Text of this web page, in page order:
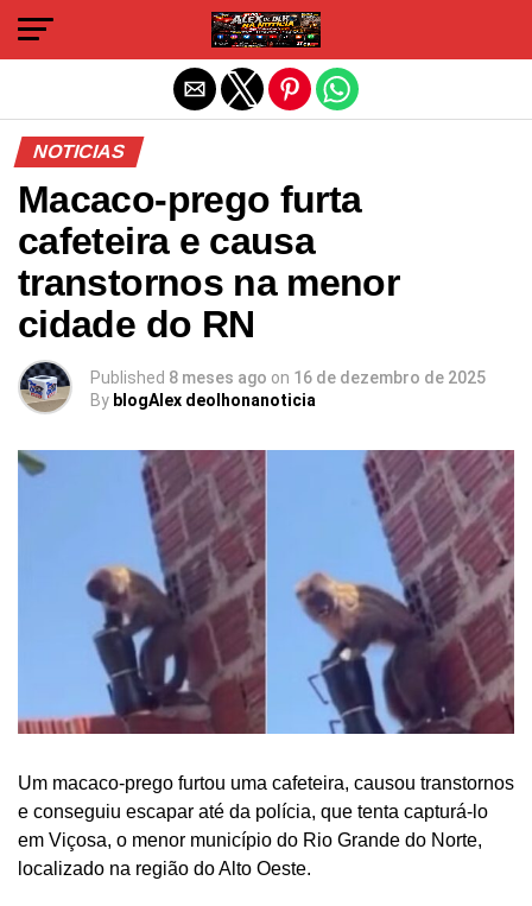
NOTICIAS
Macaco-prego furta
cafeteira e causa
transtornos na menor
cidade do RN
Published 8 meses ago on 16 de dezembro de 2025
By blogAlex deolhonanoticia
Um macaco-prego furtou uma cafeteira, causou transtornos
e conseguiu escapar até da polícia, que tenta capturá-lo
em Viçosa, o menor município do Rio Grande do Norte,
localizado na região do Alto Oeste.
Sair da versão mobile